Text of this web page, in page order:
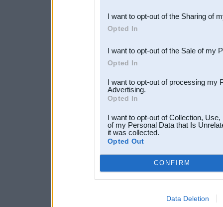
Downstream Participants
third parties.
I want to opt-out of the Sharing of
Opted In
I want to opt-out of the Sale of my
Opted In
I want to opt-out of processing my
Advertising.
Opted In
I want to opt-out of Collection,
of my Personal Data that Is
it was collected.
Opted Out
CONFIRM
Data Deletion